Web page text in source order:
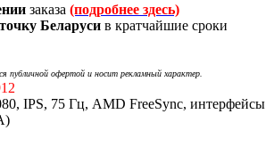
заказа (подробнее здесь)
Беларуси в кратчайшие сроки
публичной офертой и носит рекламный характер.
IPS, 75 Гц, AMD FreeSync, интерфейсы